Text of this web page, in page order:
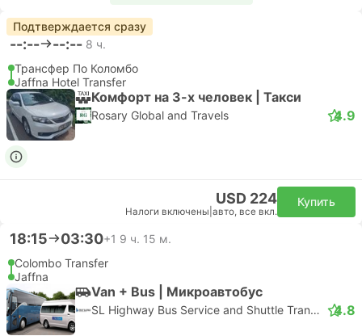
Подтверждается сразу
--:-- --:-- 8 ч.
Трансфер По Коломбо
Jaffna Hotel Transfer
Комфорт на 3-х человек | Такси
Rosary Global and Travels 4.9
USD 224
Налоги включены авто, все вкл.
Купить
18:15 03:30+1 9 ч. 15 м.
Colombo Transfer
Jaffna
Van + Bus | Микроавтобус
SL Highway Bus Service and Shuttle Transfer 4.8